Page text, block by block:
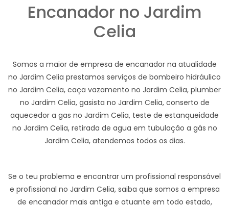
Encanador no Jardim
Celia
Somos a maior de empresa de encanador na atualidade
no Jardim Celia prestamos serviços de bombeiro hidráulico
no Jardim Celia, caça vazamento no Jardim Celia, plumber
no Jardim Celia, gasista no Jardim Celia, conserto de
aquecedor a gas no Jardim Celia, teste de estanqueidade
no Jardim Celia, retirada de agua em tubulação a gás no
Jardim Celia, atendemos todos os dias.
Se o teu problema e encontrar um profissional responsável
e profissional no Jardim Celia, saiba que somos a empresa
de encanador mais antiga e atuante em todo estado,